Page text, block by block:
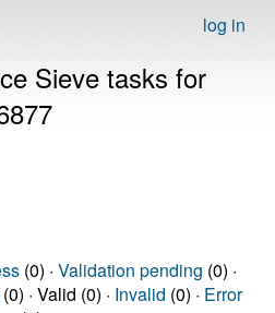
log in
Sieve tasks for
(0) · Validation pending (0) ·
· Valid (0) · Invalid (0) · Error